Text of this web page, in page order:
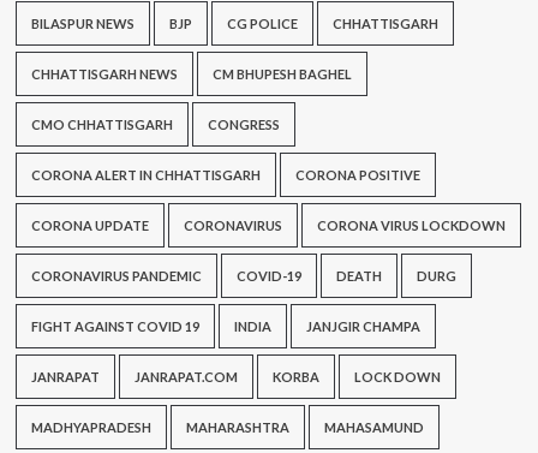
BILASPUR NEWS BJP CG POLICE CHHATTISGARH
CHHATTISGARH NEWS CM BHUPESH BAGHEL
CMO CHHATTISGARH CONGRESS
CORONA ALERT IN CHHATTISGARH CORONA POSITIVE
CORONA UPDATE CORONAVIRUS CORONA VIRUS LOCKDOWN
CORONAVIRUS PANDEMIC COVID-19 DEATH DURG
FIGHT AGAINST COVID 19 INDIA JANJGIR CHAMPA
JANRAPAT JANRAPAT.COM KORBA LOCK DOWN
MADHYAPRADESH MAHARASHTRA MAHASAMUND